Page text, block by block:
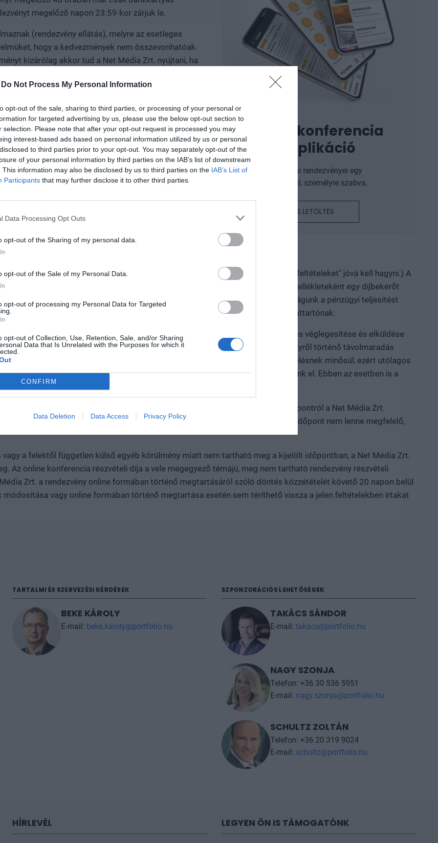
Do Not Process My Personal Information
opt-out of the sale, sharing to third parties, or processing of your personal or
for targeted advertising by us, please use the below opt-out section to
selection. Please note that after your opt-out request is processed you may
interest-based ads based on personal information utilized by us or personal
to third parties prior to your opt-out. You may separately opt-out of the
of your personal information by third parties on the IAB’s list of downstream
This information may also be disclosed by us to third parties on the IAB’s List of
Participants that may further disclose it to other third parties.
Data Processing Opt Outs
opt-out of the Sharing of my personal data.
opt-out of the Sale of my Personal Data.
opt-out of processing my Personal Data for Targeted
opt-out of Collection, Use, Retention, Sale, and/or Sharing
Data that Is Unrelated with the Purposes for which it
CONFIRM
Data Deletion Data Access Privacy Policy
megelőző napon 23:59-kor zárjuk le.
(rendezvény ellátás), melyre az esetleges
hogy a kedvezmények nem összevonhatóak.
kizárólag akkor tud a Net Média Zrt. nyújtani, ha
során rendeli meg és fizeti ki a csoportos
részvételi jegyet.
való jelentkezést követően QR-kódot küldünk ki
legyenek kedvesek magukkal hozni akár
napján, ezzel biztosítva a bejutást. Kérdés esetén
Portfolio konferencia
mobil applikáció
A Portfolio szakmai rendezvényei egy
alkalmazáson belül, személyre szabva.
RÉSZLETEK ÉS LETÖLTÉS
(A jelentkezés során az adatokat és a "Jelentkezési, fizetési és lemondási feltételeket" jóvá kell hagyni.) A
után, a regisztráció során jóváhagyott adatok alapján a visszaigazoló levél mellékleteként egy díjbekérőt
számított 8 munkanapon belül kiegyenlíteni szíveskedjenek. Társaságunk a pénzügyi teljesítést
linkjét, a regisztrációkor megadott távszámla email címre, illetve a kapcsolattartónak.
a részvétel feltétele a részvételi díj előzetes kiegyenlítése. A jelentkezés véglegesítése és elküldése
a szállás díját nem váltjuk vissza. A részvételi díjat és a szállás díját a rendezvényről történő távolmaradás
után a részvétel átruházható. Mivel az online jelentkezés megrendelésnek minősül, ezért utólagos
vagy egyéb okok miatti rendezvénytől való távolmaradást - nem fogadunk el. Ebben az esetben is a
időpontjának módosítására. Ha a rendezvény időpontja módosul, az új időpontról a Net Média Zrt.
és kifizetett jegyek a módosított időpontban is érvényesek vagy, ha az új időpont nem lenne megfelelő,
a felektől független külső egyéb körülmény miatt nem tartható meg a kijelölt időpontban, a Net Média Zrt.
Az online konferencia részvételi díja a vele megegyező témájú, meg nem tartható rendezvény részvételi
Zrt. a rendezvény online formában történő megtartásáról szóló döntés közzétételét követő 20 napon belül
módosítása vagy online formában történő megtartása esetén sem téríthető vissza a jelen feltételekben írtakat
TARTALMI ÉS SZERVEZÉSI KÉRDÉSEK
BEKE KÁROLY
E-mail: beke.karoly@portfolio.hu
SZPONZORÁCIÓS LEHETŐSÉGEK
TAKÁCS SÁNDOR
E-mail: takacs@portfolio.hu
NAGY SZONJA
Telefon: +36 30 536 5951
E-mail: nagy.szonja@portfolio.hu
SCHULTZ ZOLTÁN
Telefon: +36 20 319 9024
E-mail: schultz@portfolio.hu
HÍRLEVÉL LEGYEN ÖN IS TÁMOGATÓNK